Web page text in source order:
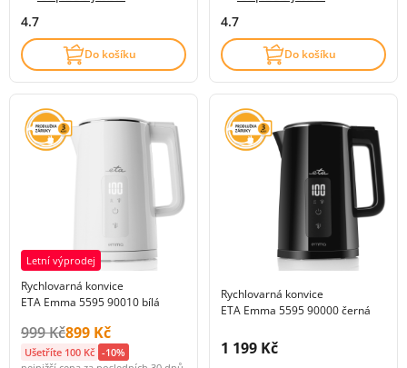
4.7
Do košíku
4.7
Do košíku
Letní výprodej
Rychlovarná konvice
ETA Emma 5595 90010 bílá
Původní cena s DPH:
999 KčCena s DPH:
899 Kč
Ušetříte 100 Kč -10%
Rychlovarná konvice
ETA Emma 5595 90000 černá
Cena s DPH:
1 199 Kč